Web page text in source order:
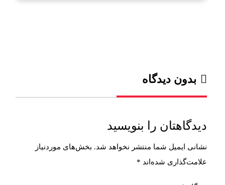
بدون دیدگاه
دیدگاهتان را بنویسید
نشانی ایمیل شما منتشر نخواهد شد. بخش‌های موردنیاز
علامت‌گذاری شده‌اند *